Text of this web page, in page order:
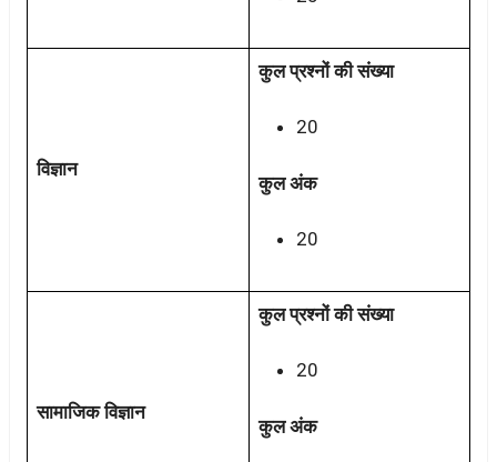
विज्ञान
कुल प्रश्नों की संख्या
20
कुल अंक
20
सामाजिक विज्ञान
कुल प्रश्नों की संख्या
20
कुल अंक